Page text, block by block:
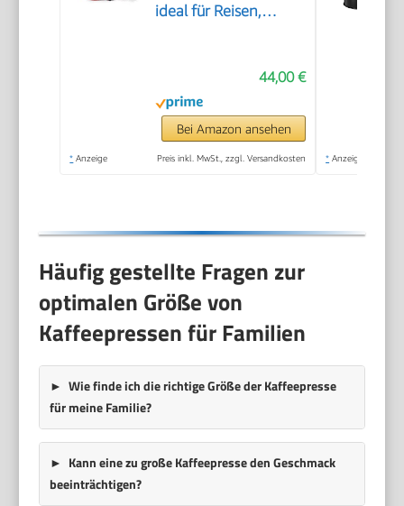
ideal für Reisen,
Press, manuelle
Espresso- & Pour-
Over-
Kaffeemaschine, 2
44,00 €
Bei Amazon ansehen
* Anzeige Preis inkl. MwSt., zzgl. Versandkosten * Anzeige
Häufig gestellte Fragen zur
optimalen Größe von
Kaffeepressen für Familien
Wie finde ich die richtige Größe der Kaffeepresse
für meine Familie?
Kann eine zu große Kaffeepresse den Geschmack
beeinträchtigen?